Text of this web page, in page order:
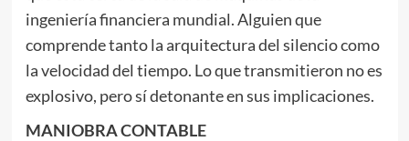
ingeniería financiera mundial. Alguien que
comprende tanto la arquitectura del silencio como
la velocidad del tiempo. Lo que transmitieron no es
explosivo, pero sí detonante en sus implicaciones.
MANIOBRA CONTABLE